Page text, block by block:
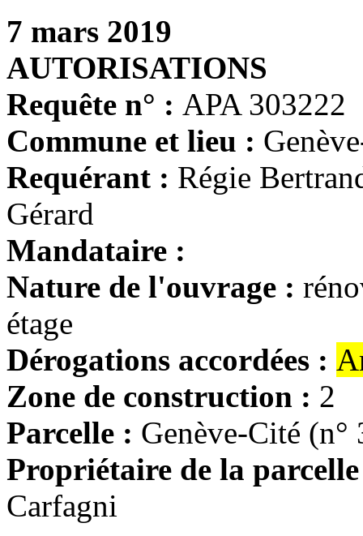
7 mars 2019
AUTORISATIONS
Requête n° : APA 303222
Commune et lieu :
Requérant : Régie
Gérard
Mandataire :
Nature de l'ouvrage :
étage
Dérogations accordées :
Zone de construction : 2
Parcelle : Genève-Cité (n°
Propriétaire de la
Carfagni